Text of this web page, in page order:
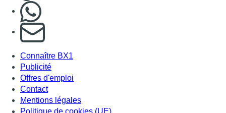
S'abonner à notre newsletter
Connaître BX1
Publicité
Offres d'emploi
Contact
Mentions légales
Politique de cookies (UE)